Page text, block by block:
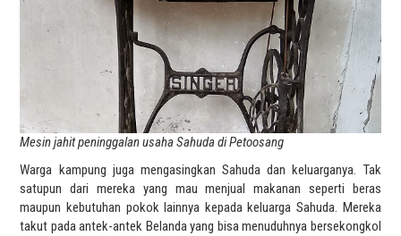
Mesin jahit peninggalan usaha Sahuda di Petoosang
Warga kampung juga mengasingkan Sahuda dan keluarganya. Tak
satupun dari mereka yang mau menjual makanan seperti beras
maupun kebutuhan pokok lainnya kepada keluarga Sahuda. Mereka
takut pada antek-antek Belanda yang bisa menuduhnya bersekongkol